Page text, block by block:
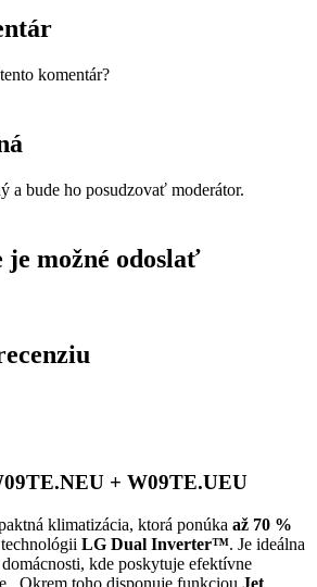
komentár?
a bude ho posudzovať moderátor.
je možné odoslať
+ W09TE.UEU
klimatizácia, ktorá ponúka až 70 %
LG Dual Inverter™. Je ideálna
kde poskytuje efektívne
Okrem toho disponuje funkciou Jet